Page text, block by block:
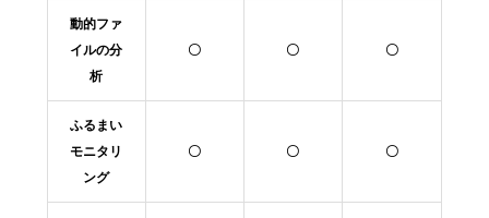
動的ファ
イルの分
析
〇 〇 〇
ふるまい
モニタリ
ング
〇 〇 〇